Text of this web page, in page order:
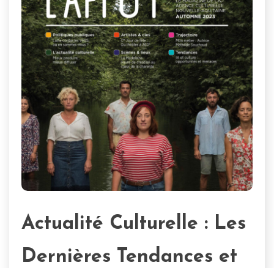
Actualité Culturelle : Les
Dernières Tendances et